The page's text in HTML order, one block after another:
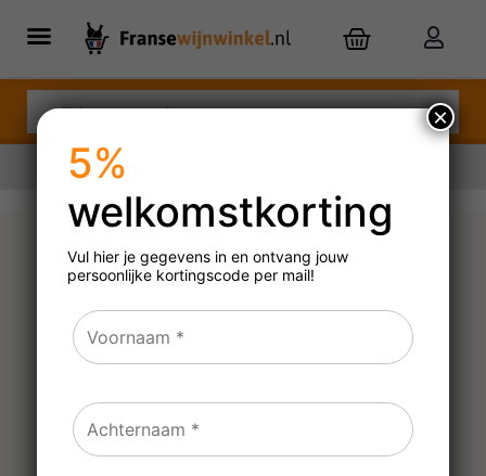
Taittinger Brut Réserve
N.V.
5%
welkomstkorting
Vul hier je gegevens in en ontvang jouw
persoonlijke kortingscode per mail!
×